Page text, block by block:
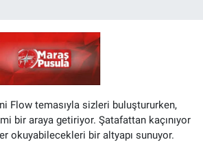
Flow temasıyla sizleri buluştururken,
bir araya getiriyor. Şatafattan kaçınıyor
okuyabilecekleri bir altyapı sunuyor.